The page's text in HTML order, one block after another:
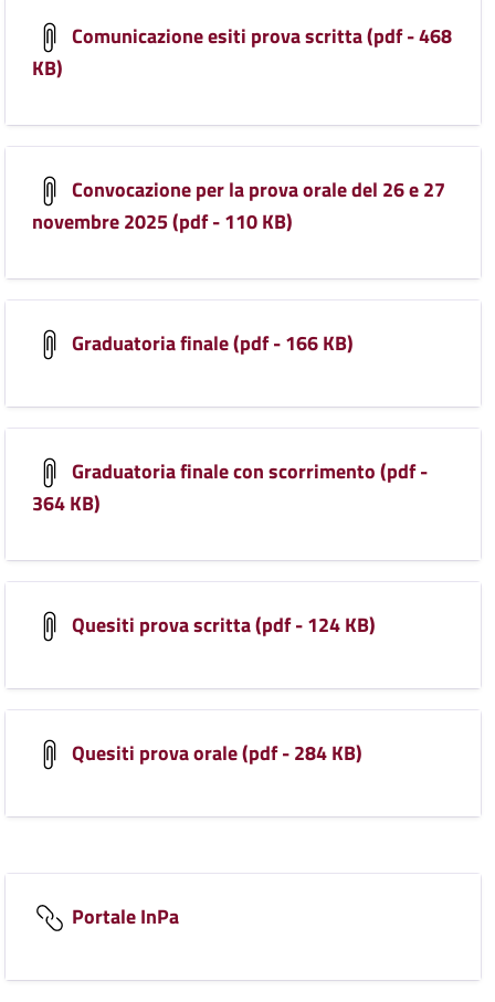
Comunicazione esiti prova scritta (pdf - 468
KB)
Convocazione per la prova orale del 26 e 27
novembre 2025 (pdf - 110 KB)
Graduatoria finale (pdf - 166 KB)
Graduatoria finale con scorrimento (pdf -
364 KB)
Quesiti prova scritta (pdf - 124 KB)
Quesiti prova orale (pdf - 284 KB)
Portale InPa